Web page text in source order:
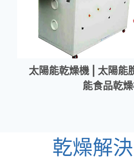
太陽能乾燥機 | 太陽能
能食品乾
乾燥解